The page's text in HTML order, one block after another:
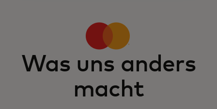
Was uns anders
macht